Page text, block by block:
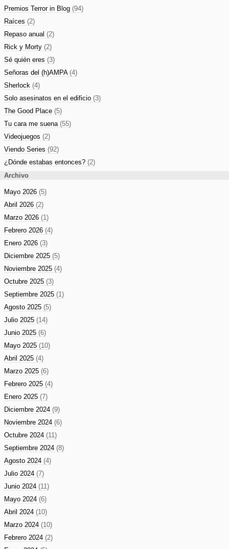
Premios Terror in Blog (94)
Raíces (2)
Repaso anual (2)
Rick y Morty (2)
Sé quién eres (3)
Señoras del (h)AMPA (4)
Sherlock (4)
Solo asesinatos en el edificio (3)
The Good Place (5)
Tu cara me suena (55)
Videojuegos (2)
Viendo Series (92)
¿Dónde estabas entonces? (2)
Archivo
Mayo 2026 (5)
Abril 2026 (2)
Marzo 2026 (1)
Febrero 2026 (4)
Enero 2026 (3)
Diciembre 2025 (5)
Noviembre 2025 (4)
Octubre 2025 (3)
Septiembre 2025 (1)
Agosto 2025 (5)
Julio 2025 (14)
Junio 2025 (6)
Mayo 2025 (10)
Abril 2025 (4)
Marzo 2025 (6)
Febrero 2025 (4)
Enero 2025 (7)
Diciembre 2024 (9)
Noviembre 2024 (6)
Octubre 2024 (11)
Septiembre 2024 (8)
Agosto 2024 (4)
Julio 2024 (7)
Junio 2024 (11)
Mayo 2024 (6)
Abril 2024 (10)
Marzo 2024 (10)
Febrero 2024 (2)